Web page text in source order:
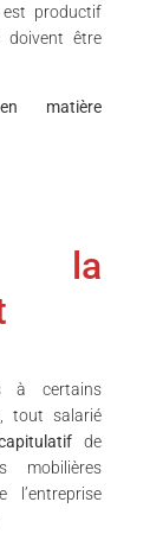
est productif
doivent être
matière
la
à certains
tout salarié
de
mobilières